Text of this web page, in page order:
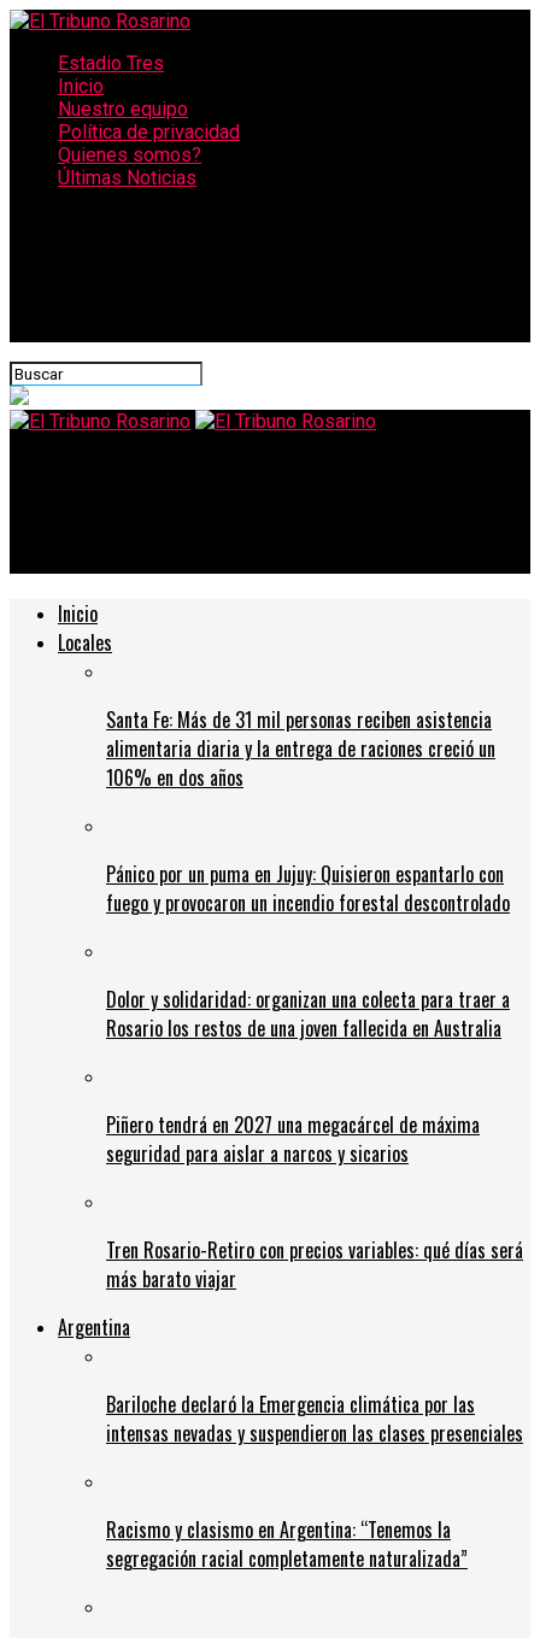
Estadio Tres
Inicio
Nuestro equipo
Política de privacidad
Quienes somos?
Últimas Noticias
Inicio
Locales
Santa Fe: Más de 31 mil personas reciben asistencia
alimentaria diaria y la entrega de raciones creció un
106% en dos años
Pánico por un puma en Jujuy: Quisieron espantarlo con
fuego y provocaron un incendio forestal descontrolado
Dolor y solidaridad: organizan una colecta para traer a
Rosario los restos de una joven fallecida en Australia
Piñero tendrá en 2027 una megacárcel de máxima
seguridad para aislar a narcos y sicarios
Tren Rosario-Retiro con precios variables: qué días será
más barato viajar
Argentina
Bariloche declaró la Emergencia climática por las
intensas nevadas y suspendieron las clases presenciales
Racismo y clasismo en Argentina: “Tenemos la
segregación racial completamente naturalizada”